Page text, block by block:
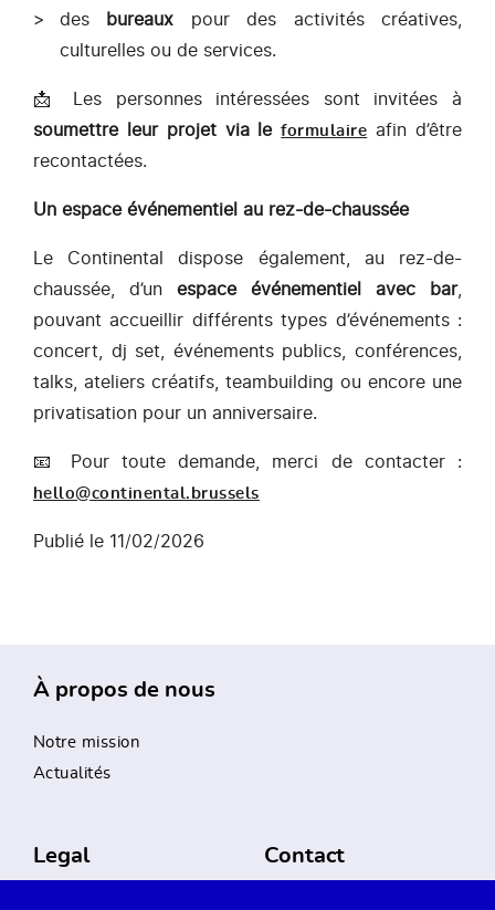
des bureaux pour des activités créatives,
culturelles ou de services.
📩 Les personnes intéressées sont invitées à
soumettre leur projet via leformulaire afin d’être
recontactées.
Un espace événementiel au rez-de-chaussée
Le Continental dispose également, au rez-de-
chaussée, d’un espace événementiel avec bar,
pouvant accueillir différents types d’événements :
concert, dj set, événements publics, conférences,
talks, ateliers créatifs, teambuilding ou encore une
privatisation pour un anniversaire.
📧 Pour toute demande, merci de contacter :
hello@continental.brussels
Publié le 11/02/2026
À propos de nous
Notre mission
Actualités
Legal Contact